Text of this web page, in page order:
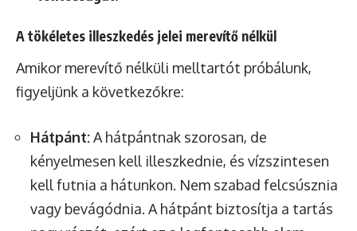
A tökéletes illeszkedés jelei merevítő nélkül
Amikor merevítő nélküli melltartót próbálunk,
figyeljünk a következőkre:
Hátpánt:A hátpántnak szorosan, de
kényelmesen kell illeszkednie, és vízszintesen
kell futnia a hátunkon. Nem szabad felcsúsznia
vagy bevágódnia. A hátpánt biztosítja a tartás